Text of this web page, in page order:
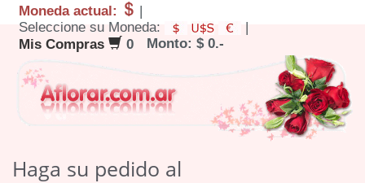
Moneda actual:
|
Seleccione su Moneda:
|
Mis Compras
0 Monto: $ 0.-
Haga su pedido al